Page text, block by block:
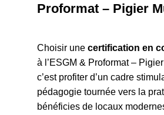
Proformat – Pigier
Choisir une certification en
à l’ESGM & Proformat –
c’est profiter d’un cadre
pédagogie tournée vers la
bénéficies de locaux